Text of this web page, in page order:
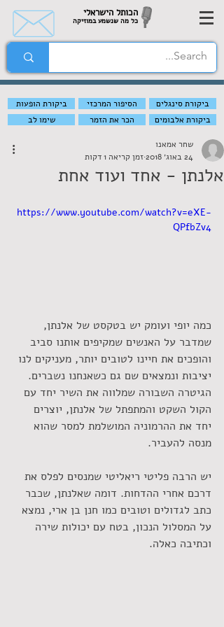
הכותל הישראלי
כל מה שנשמע במוזיקה
ביקורת הופעות הסיפור המרכזי
ביקורת סינגלים
שימו לב
הכר את הזמר ביקורת אלבומים
אלנתן - אחד ועוד אחת
שחר אמאנו
24 באוג׳ 2018
זמן קריאה 1 דקות
https://www.youtube.com/watch?v=eXE-
QPfbZv4
כמה יופי ועומק יש בטקסט של אלנתן,
שמדבר על האנשים שמקיפים אותנו סביב
והופכים את חיינו לטובים יותר, מעניקים לנו
יציבות ונמצאים שם גם כשאנחנו נשברים.
הגיטרה השבורה שמלווה את השיר יחד עם
הקול השקט והמתפתל של אלנתן, יוצרים
יחד את ההרמוניה המושלמת למסר שהוא
מנסה להעביר.
יש הרבה פליטי ריאליטי שמנסים לפלס את
דרכם אחרי ההדחות. דומה שאלנתן, שכבר
כתב לגדולים וטובים כמו חנן בן ארי, נמצא
על המסלול הנכון, בטח עם יכולות שירה
וכתיבה כאלה.